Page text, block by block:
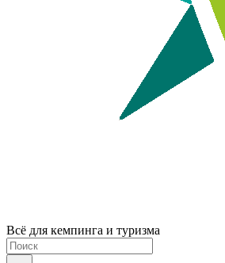
Всё для кемпинга и туризма